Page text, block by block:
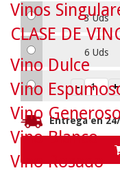
3 Uds
6 Uds
Entrega en
Vinos
CLASE DE
Vino Dulce
Vino
Vino Generoso
Vino Blanco
Vino Rosado